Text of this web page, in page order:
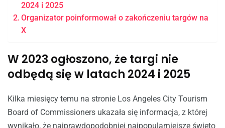
2024 i 2025
Organizator poinformował o zakończeniu targów na
X
W 2023 ogłoszono, że targi nie
odbędą się w latach 2024 i 2025
Kilka miesięcy temu na stronie Los Angeles City Tourism
Board of Commissioners ukazała się informacja, z której
wynikało, że najprawdopodobniej najpopularniejsze święto